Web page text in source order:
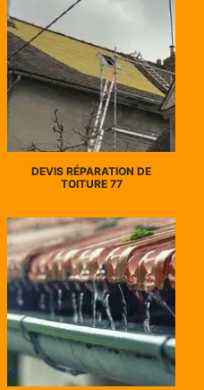
DEVIS RÉPARATION DE
TOITURE 77